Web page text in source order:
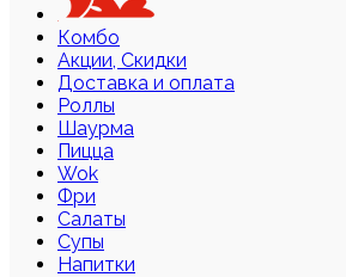
Комбо
Акции, Скидки
Доставка и оплата
Роллы
Шаурма
Пицца
Wok
Фри
Салаты
Супы
Напитки